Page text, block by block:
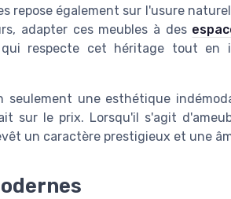
repose également sur l'usure
adapter ces meubles à des
respecte cet héritage tout en
une esthétique
sur le prix. Lorsqu'il s'agit
un caractère prestigieux et une